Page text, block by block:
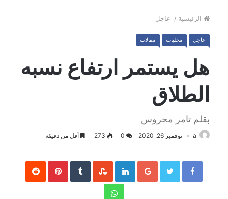
الرئيسية / عاجل
عاجل محليات مقالات
هل يستمر ارتفاع نسبه
الطلاق
بقلم تامر محروس
a نوفمبر 26, 2020 273 أقل من دقيقة
Facebook
Twitter
Google+
LinkedIn
Pinterest
WhatsApp